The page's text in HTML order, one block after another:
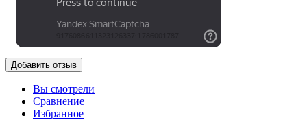
Добавить отзыв
Вы смотрели
Сравнение
Избранное